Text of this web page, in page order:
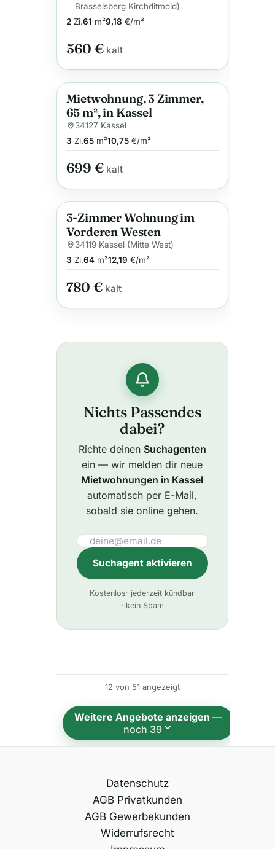
Brasselsberg Kirchditmold)
2Zi.61 m²9,18 €/m²
560 €kalt
Anzeige
Mietwohnung, 3 Zimmer,
65 m², in Kassel
34127 Kassel
3 Zi.65m²10,75€/m²
699 €kalt
Anzeige
3-Zimmer Wohnung im
Vorderen Westen
34119 Kassel (Mitte West)
3 Zi.64m²12,19 €/m²
780 €kalt
Nichts Passendes
dabei?
Richte deinen Suchagenten
ein — wir melden dir neue
Mietwohnungen in Kassel
automatisch per E-Mail,
sobald sie online gehen.
Suchagent aktivieren
l
a
t
i
Kostenlos· jederzeit kündbar
· kein Spam
12 von 51 angezeigt
Weitere Angebote anzeigen—
noch 39
Datenschutz
AGB Privatkunden
AGB Gewerbekunden
Widerrufsrecht